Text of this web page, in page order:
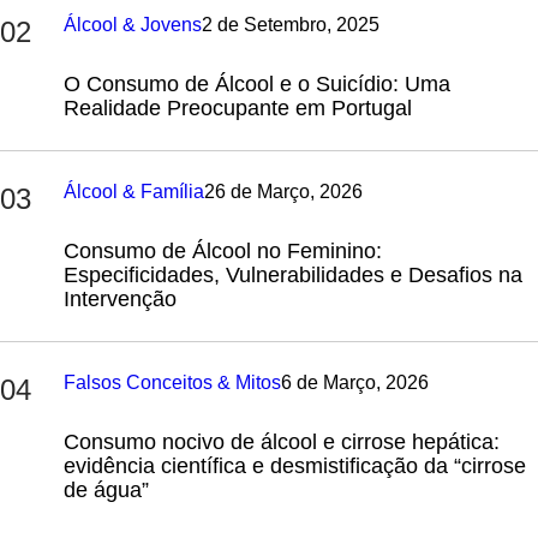
02 Álcool & Jovens2 de Setembro, 2025
O Consumo de Álcool e o Suicídio: Uma
Realidade Preocupante em Portugal
03 Álcool & Família26 de Março, 2026
Consumo de Álcool no Feminino:
Especificidades, Vulnerabilidades e Desafios na
Intervenção
04 Falsos Conceitos & Mitos6 de Março, 2026
Consumo nocivo de álcool e cirrose hepática:
evidência científica e desmistificação da “cirrose
de água”